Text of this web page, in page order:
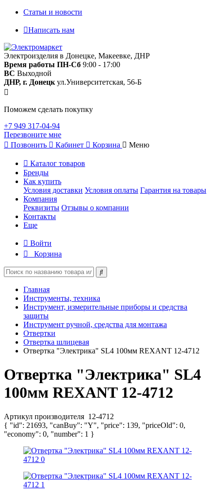
Статьи и новости
Написать нам
Электроизделия в Донецке, Макеевке, ДНР
Время работы ПН-Сб 9:00 - 17:00
ВС Выходной
ДНР, г. Донецк ул.Университетская, 56-Б
Поможем сделать покупку
+7 949 317-04-94
Перезвоните мне
Позвонить
Кабинет Корзина Меню
Каталог товаров
Бренды
Как купить
Условия доставки Условия оплаты Гарантия на товары
Компания
Реквизиты Отзывы о компании
Контакты
Еще
Войти
Корзина
Главная
Инструменты, техника
Инструмент, измерительные приборы и средства
защиты
Инструмент ручной, средства для монтажа
Отвертки
Отвертка шлицевая
Отвертка "Электрика" SL4 100мм REXANT 12-4712
Отвертка "Электрика" SL4
100мм REXANT 12-4712
Артикул производителя 12-4712
{ "id": 21693, "canBuy": "Y", "price": 139, "priceOld": 0,
"economy": 0, "number": 1 }